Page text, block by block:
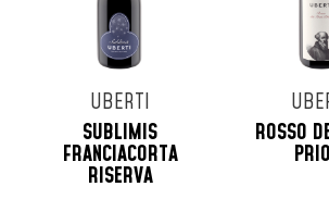
UBERTI
SUBLIMIS
FRANCIACORTA
RISERVA
ROSSO